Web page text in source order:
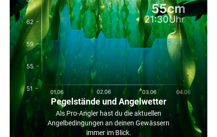
Pegelstände und Angelwetter
Als Pro-Angler hast du die aktuellen
Angelbedingungen an deinen Gewässern
immer im Blick.